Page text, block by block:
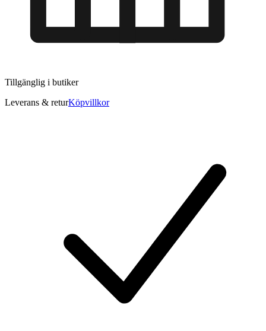
Tillgänglig i butiker
Leverans & returKöpvillkor